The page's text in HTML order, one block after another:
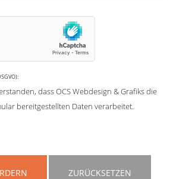
dass OCS Webdesign & Grafiks die
bereitgestellten Daten verarbeitet.
ZURÜCKSETZEN